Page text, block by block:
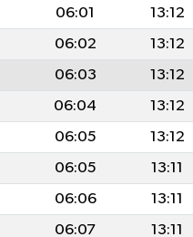
06:01 13:12
06:02 13:12
06:03 13:12
06:04 13:12
06:05 13:12
06:05 13:11
06:06 13:11
06:07 13:11